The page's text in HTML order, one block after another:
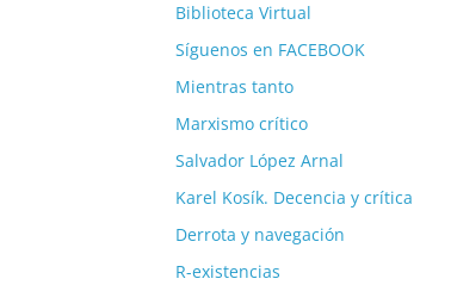
Biblioteca Virtual
Síguenos en FACEBOOK
Mientras tanto
Marxismo crítico
Salvador López Arnal
Karel Kosík. Decencia y crítica
Derrota y navegación
R-existencias